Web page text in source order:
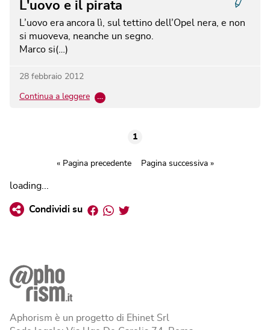
L'uovo e il pirata
L’uovo era ancora lì, sul tettino dell’Opel nera, e non
si muoveva, neanche un segno.
Marco si(…)
28 febbraio 2012
Continua a leggere …
1
« Pagina precedente Pagina successiva »
loading...
Condividi su Facebook
Whatsapp
Twitter
Aphorism è un progetto di Ehinet Srl